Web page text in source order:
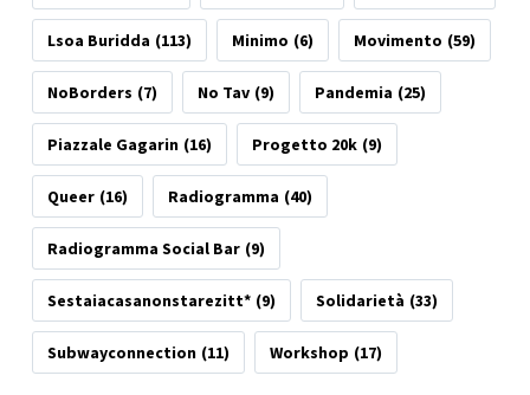
Lsoa Buridda (113) Minimo (6) Movimento (59)
NoBorders (7) No Tav (9) Pandemia (25)
Piazzale Gagarin (16) Progetto 20k (9)
Queer (16) Radiogramma (40)
Radiogramma Social Bar (9)
Sestaiacasanonstarezitt* (9) Solidarietà (33)
Subwayconnection (11) Workshop (17)